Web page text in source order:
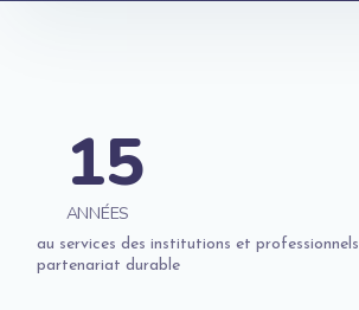
15
ANNÉES
au services des institutions et
partenariat durable